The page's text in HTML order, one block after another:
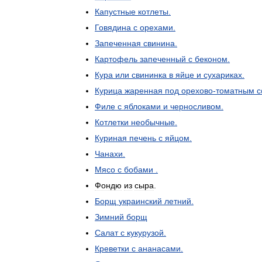
Капустные котлеты
Говядина с орехами
Запеченная свинина
Картофель запеченный с беконом
Кура или свининка в яйце и сухариках
Курица жаренная под орехово-томатным
Филе с яблоками и черносливом
Котлетки необычные
Куриная печень с яйцом
Чанахи
Мясо с бобами
Фондю из сыра
Борщ украинский летний
Зимний борщ
Салат с кукурузой
Креветки с ананасами